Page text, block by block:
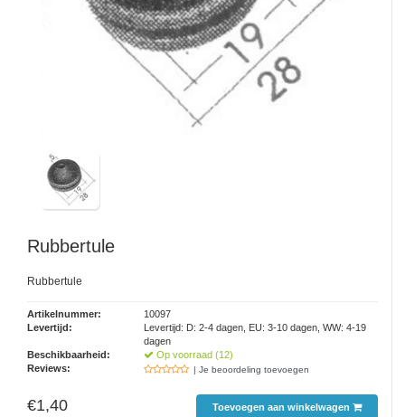
Rubbertule
Rubbertule
Artikelnummer:
10097
Levertijd:
Levertijd: D: 2-4 dagen, EU: 3-10 dagen, WW: 4-19
dagen
Beschikbaarheid:
Op voorraad (12)
Reviews:
| Je beoordeling toevoegen
€1,40 Toevoegen aan winkelwagen